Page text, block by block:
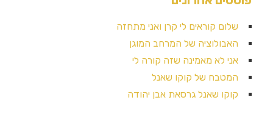
שלום קוראים לי קרן ואני מתחזה
האבולוציה של המרחב המוגן
אני לא מאמינה שזה קורה לי
המטבח של קוקו שאנל
קוקו שאנל גרסאת אבן יהודה